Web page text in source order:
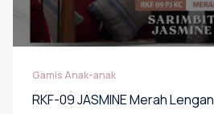
Gamis Anak-anak
RKF-09 JASMINE Merah Lengan